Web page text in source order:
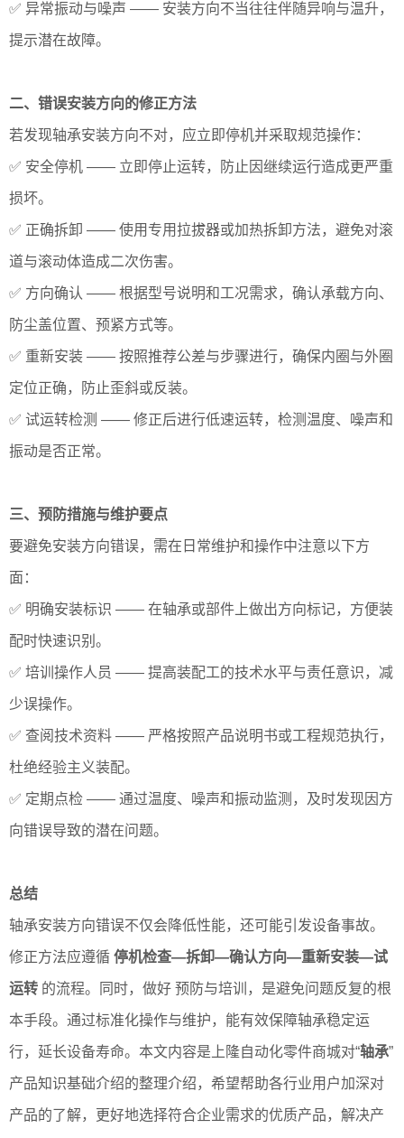
✅ 异常振动与噪声 —— 安装方向不当往往伴随异响与温升，
提示潜在故障。
二、错误安装方向的修正方法
若发现轴承安装方向不对，应立即停机并采取规范操作：
✅ 安全停机 —— 立即停止运转，防止因继续运行造成更严重
损坏。
✅ 正确拆卸 —— 使用专用拉拔器或加热拆卸方法，避免对滚
道与滚动体造成二次伤害。
✅ 方向确认 —— 根据型号说明和工况需求，确认承载方向、
防尘盖位置、预紧方式等。
✅ 重新安装 —— 按照推荐公差与步骤进行，确保内圈与外圈
定位正确，防止歪斜或反装。
✅ 试运转检测 —— 修正后进行低速运转，检测温度、噪声和
振动是否正常。
三、预防措施与维护要点
要避免安装方向错误，需在日常维护和操作中注意以下方
面：
✅ 明确安装标识 —— 在轴承或部件上做出方向标记，方便装
配时快速识别。
✅ 培训操作人员 —— 提高装配工的技术水平与责任意识，减
少误操作。
✅ 查阅技术资料 —— 严格按照产品说明书或工程规范执行，
杜绝经验主义装配。
✅ 定期点检 —— 通过温度、噪声和振动监测，及时发现因方
向错误导致的潜在问题。
总结
轴承安装方向错误不仅会降低性能，还可能引发设备事故。
修正方法应遵循 停机检查—拆卸—确认方向—重新安装—试
运转 的流程。同时，做好 预防与培训，是避免问题反复的根
本手段。通过标准化操作与维护，能有效保障轴承稳定运
行，延长设备寿命。本文内容是上隆自动化零件商城对“轴承”
产品知识基础介绍的整理介绍，希望帮助各行业用户加深对
产品的了解，更好地选择符合企业需求的优质产品，解决产